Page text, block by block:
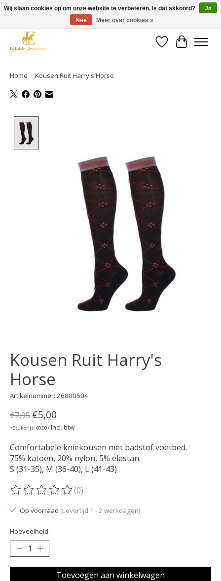
Gratis verzending vanaf €49 op een groot deel van ons assortiment
Verlanglijst
Home / Kousen Ruit Harry's Horse
Kousen Ruit Harry's
Horse
Artikelnummer: 26800504
€7,95 €5,00
* Stukprijs: €0,00 /Incl. btw
Comfortabele kniekousen met badstof voetbed.
75% katoen, 20% nylon, 5% elastan.
S (31-35), M (36-40), L (41-43)
De beoordeling van dit product is
(0)
Op voorraad (Levertijd:1 - 2 werkdagen)
Hoeveelheid:
Toevoegen aan winkelwagen
Wij slaan cookies op om onze website te verbeteren. Is dat akkoord?
Ja
Nee
Meer over cookies »